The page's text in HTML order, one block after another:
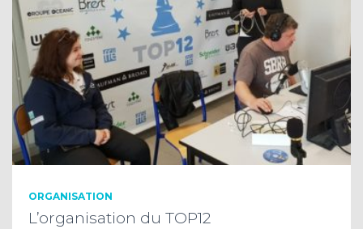
ORGANISATION
L’organisation du TOP12